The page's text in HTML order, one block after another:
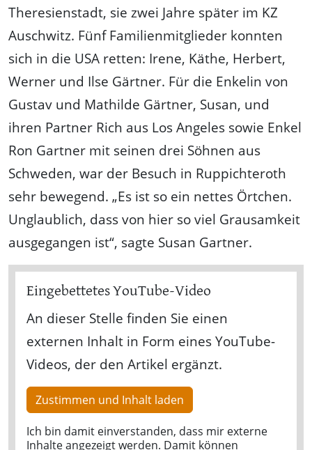
Theresienstadt, sie zwei Jahre später im KZ
Auschwitz. Fünf Familienmitglieder konnten
sich in die USA retten: Irene, Käthe, Herbert,
Werner und Ilse Gärtner. Für die Enkelin von
Gustav und Mathilde Gärtner, Susan, und
ihren Partner Rich aus Los Angeles sowie Enkel
Ron Gartner mit seinen drei Söhnen aus
Schweden, war der Besuch in Ruppichteroth
sehr bewegend. „Es ist so ein nettes Örtchen.
Unglaublich, dass von hier so viel Grausamkeit
ausgegangen ist“, sagte Susan Gartner.
Eingebettetes YouTube-Video
An dieser Stelle finden Sie einen
externen Inhalt in Form eines YouTube-
Videos, der den Artikel ergänzt.
Zustimmen und Inhalt laden
Ich bin damit einverstanden, dass mir externe
Inhalte angezeigt werden. Damit können